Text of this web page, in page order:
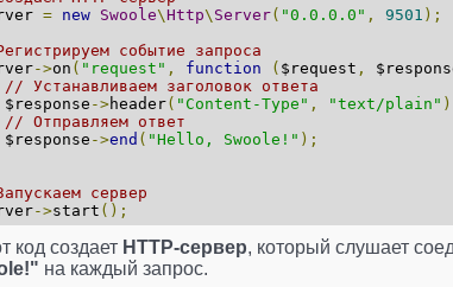
= new Swoole\Http\ Server( "0.0.0.0" , 9501 );
событие запроса
->on ( "request" , function ( $request ,
// Устанавливаем заголовок ответа
->header( "Content-Type" , "text/plain"
// Отправляем ответ
->end ( "Hello, Swoole!" );
сервер
->start ();
код создает HTTP-сервер, который слушает
на каждый запрос.